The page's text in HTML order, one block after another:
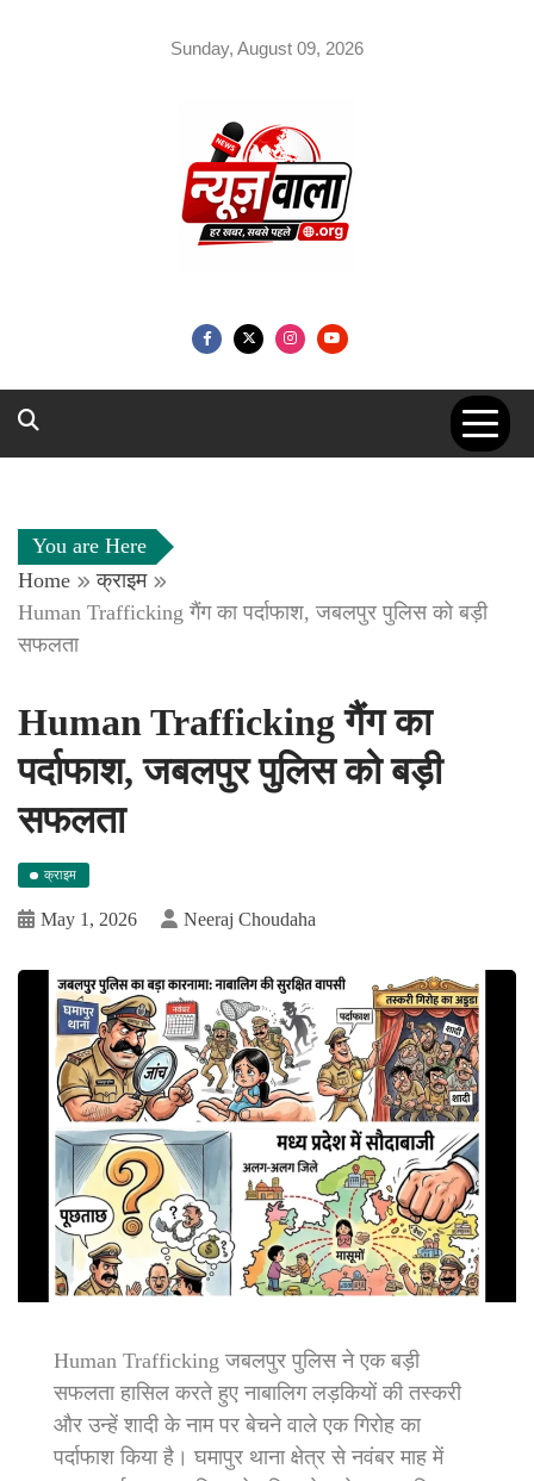
Sunday, August 09, 2026
You are Here
Home
क्राइम
Human Trafficking गैंग का पर्दाफाश, जबलपुर पुलिस को बड़ी
सफलता
Human Trafficking गैंग का
पर्दाफाश, जबलपुर पुलिस को बड़ी
सफलता
क्राइम
May 1, 2026 Neeraj Choudaha
Human Trafficking जबलपुर पुलिस ने एक बड़ी
सफलता हासिल करते हुए नाबालिग लड़कियों की तस्करी
और उन्हें शादी के नाम पर बेचने वाले एक गिरोह का
पर्दाफाश किया है। घमापुर थाना क्षेत्र से नवंबर माह में